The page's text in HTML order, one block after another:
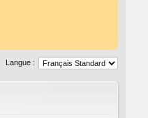
Langue :